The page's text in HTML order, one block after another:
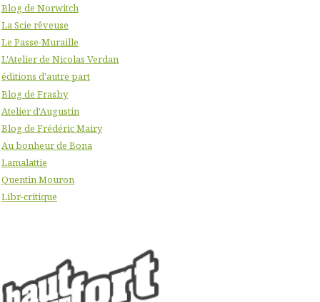
Blog de Norwitch
La Scie rêveuse
Le Passe-Muraille
L'Atelier de Nicolas Verdan
éditions d'autre part
Blog de Frasby
Atelier d'Augustin
Blog de Frédéric Mairy
Au bonheur de Bona
Lamalattie
Quentin Mouron
Libr-critique